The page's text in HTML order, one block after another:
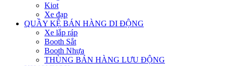
Kiot
Xe đạp
QUẦY KỆ BÁN HÀNG DI ĐỘNG
Xe lắp ráp
Booth Sắt
Booth Nhựa
THÙNG BÁN HÀNG LƯU ĐỘNG